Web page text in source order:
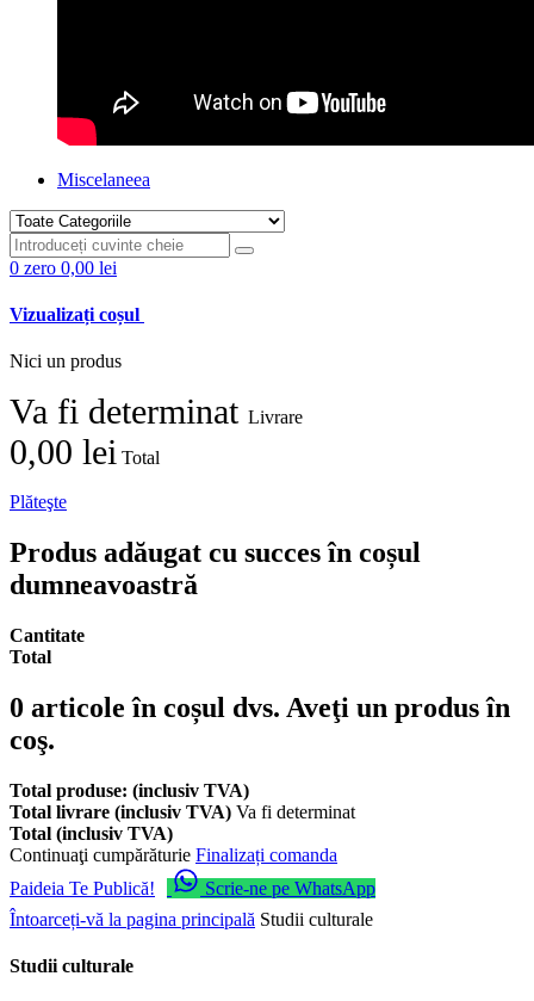
Miscelaneea
0 zero 0,00 lei
Vizualizați coșul
Nici un produs
Va fi determinat Livrare
0,00 lei Total
Plăteşte
Produs adăugat cu succes în coșul
dumneavoastră
Cantitate
Total
0 articole în coșul dvs. Aveţi un produs în
coş.
Total produse: (inclusiv TVA)
Total livrare (inclusiv TVA) Va fi determinat
Total (inclusiv TVA)
Continuaţi cumpărăturie Finalizați comanda
Paideia Te Publică!
Scrie-ne pe WhatsApp
Întoarceți-vă la pagina principală Studii culturale
Studii culturale